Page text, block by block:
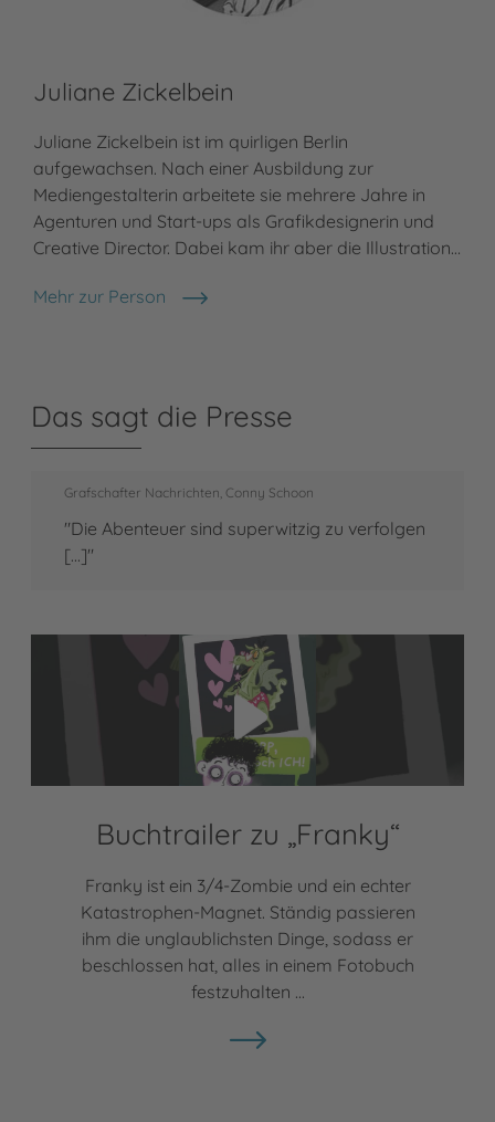
Juliane Zickelbein
Juliane Zickelbein ist im quirligen Berlin
aufgewachsen. Nach einer Ausbildung zur
Mediengestalterin arbeitete sie mehrere Jahre in
Agenturen und Start-ups als Grafikdesignerin und
Creative Director. Dabei kam ihr aber die Illustration…
Mehr zur Person
Juliane Zickelbein
Das sagt die Presse
Grafschafter Nachrichten, Conny Schoon
"Die Abenteuer sind superwitzig zu verfolgen
[...]"
Buchtrailer zu „Franky“
Franky ist ein 3/4-Zombie und ein echter
Katastrophen-Magnet. Ständig passieren
ihm die unglaublichsten Dinge, sodass er
beschlossen hat, alles in einem Fotobuch
festzuhalten ...